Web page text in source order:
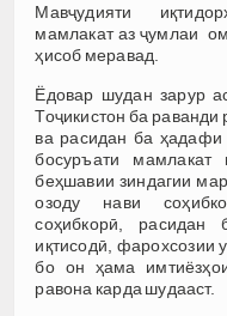
Мавҷудияти
мамлакат аз ҷумлаи
ҳисоб меравад.
Ёдовар шудан зарур
Тоҷикистон ба раванди
ва расидан ба ҳадафи
босуръати
беҳшавии зиндагии
озоду нави
соҳибкорӣ, расидан
иқтисодӣ, фарохсозии
бо он ҳама
равона карда шудааст.